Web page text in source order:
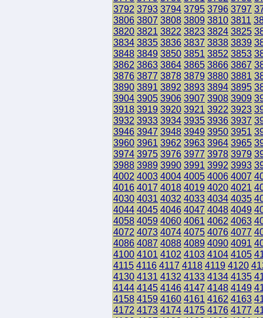
3792 3793 3794 3795 3796 3797
3806 3807 3808 3809 3810 3811
3820 3821 3822 3823 3824 3825
3834 3835 3836 3837 3838 3839
3848 3849 3850 3851 3852 3853
3862 3863 3864 3865 3866 3867
3876 3877 3878 3879 3880 3881
3890 3891 3892 3893 3894 3895
3904 3905 3906 3907 3908 3909
3918 3919 3920 3921 3922 3923
3932 3933 3934 3935 3936 3937
3946 3947 3948 3949 3950 3951
3960 3961 3962 3963 3964 3965
3974 3975 3976 3977 3978 3979
3988 3989 3990 3991 3992 3993
4002 4003 4004 4005 4006 4007
4016 4017 4018 4019 4020 4021
4030 4031 4032 4033 4034 4035
4044 4045 4046 4047 4048 4049
4058 4059 4060 4061 4062 4063
4072 4073 4074 4075 4076 4077
4086 4087 4088 4089 4090 4091
4100 4101 4102 4103 4104 4105
4115 4116 4117 4118 4119 4120
4130 4131 4132 4133 4134 4135
4144 4145 4146 4147 4148 4149
4158 4159 4160 4161 4162 4163
4172 4173 4174 4175 4176 4177